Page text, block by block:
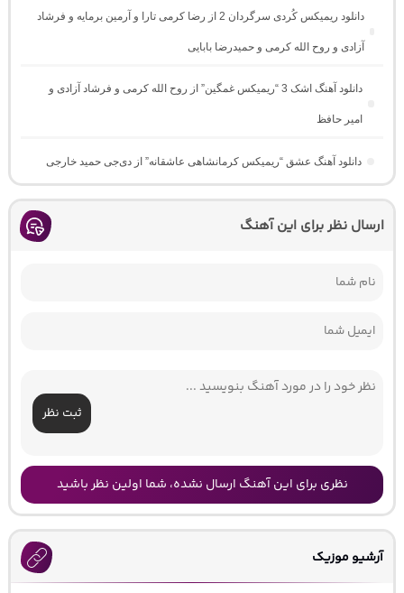
دانلود ریمیکس کُردی سرگردان 2 از رضا کرمی تارا و آرمین برمایه و فرشاد
آزادی و روح الله کرمی و حمیدرضا بابایی
دانلود آهنگ اشک 3 “ریمیکس غمگین” از روح الله کرمی و فرشاد آزادی و
امیر حافظ
دانلود آهنگ عشق “ریمیکس کرمانشاهی عاشقانه” از دی‌جی حمید خارجی
ارسال نظر برای این آهنگ
ثبت نظر
نظری برای این آهنگ ارسال نشده، شما اولین نظر باشید
آرشیو موزیک